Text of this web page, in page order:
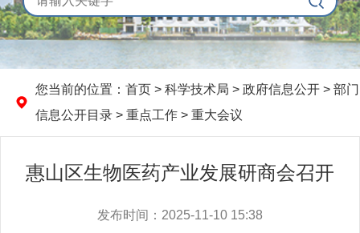
您当前的位置： 首页 > 科学技术局 > 政府信息公开 > 部门
信息公开目录 > 重点工作 > 重大会议
惠山区生物医药产业发展研商会召开
发布时间：2025-11-10 15:38